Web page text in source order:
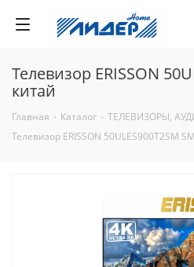
Телевизор ERISSON
китай
Главная - Каталог - ТЕЛЕВИЗОРЫ,
Телевизор ERISSON 50ULES900T2SM